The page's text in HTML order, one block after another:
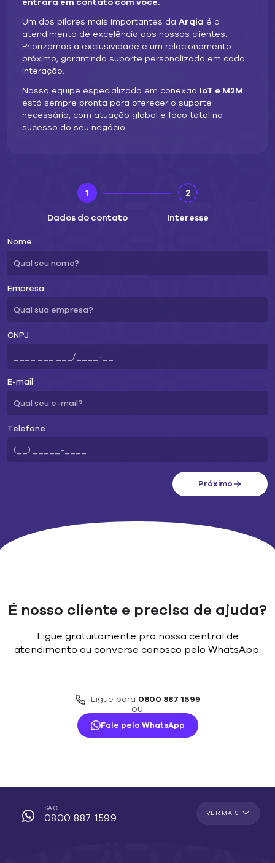
Um dos pilares mais importantes da Arqia é o
atendimento de excelência aos nossos clientes.
Priorizamos a exclusividade e um relacionamento
próximo, garantindo suporte personalizado em cada
interação.
Nossa equipe especializada em conexão IoT e M2M
está sempre pronta para oferecer o suporte
necessário, com atuação global e foco total no
sucesso do seu negócio.
1
Dados do contato
2
Interesse
Nome
Empresa
CNPJ
E-mail
Telefone
Próximo
É nosso cliente e precisa de ajuda?
Ligue gratuitamente pra nossa central de
atendimento ou converse conosco pelo WhatsApp:
Ligue para 0800 887 1599
OU
Fale pelo WhatsApp
SAC
0800 887 1599 VER MAIS